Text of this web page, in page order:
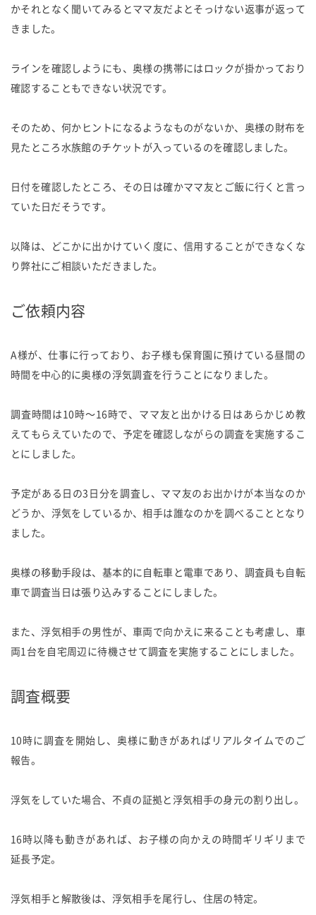
かそれとなく聞いてみるとママ友だよとそっけない返事が返って
きました。
ラインを確認しようにも、奥様の携帯にはロックが掛かっており
確認することもできない状況です。
そのため、何かヒントになるようなものがないか、奥様の財布を
見たところ水族館のチケットが入っているのを確認しました。
日付を確認したところ、その日は確かママ友とご飯に行くと言っ
ていた日だそうです。
以降は、どこかに出かけていく度に、信用することができなくな
り弊社にご相談いただきました。
ご依頼内容
A様が、仕事に行っており、お子様も保育園に預けている昼間の
時間を中心的に奥様の浮気調査を行うことになりました。
調査時間は10時～16時で、ママ友と出かける日はあらかじめ教
えてもらえていたので、予定を確認しながらの調査を実施するこ
とにしました。
予定がある日の3日分を調査し、ママ友のお出かけが本当なのか
どうか、浮気をしているか、相手は誰なのかを調べることとなり
ました。
奥様の移動手段は、基本的に自転車と電車であり、調査員も自転
車で調査当日は張り込みすることにしました。
また、浮気相手の男性が、車両で向かえに来ることも考慮し、車
両1台を自宅周辺に待機させて調査を実施することにしました。
調査概要
10時に調査を開始し、奥様に動きがあればリアルタイムでのご
報告。
浮気をしていた場合、不貞の証拠と浮気相手の身元の割り出し。
16時以降も動きがあれば、お子様の向かえの時間ギリギリまで
延長予定。
浮気相手と解散後は、浮気相手を尾行し、住居の特定。